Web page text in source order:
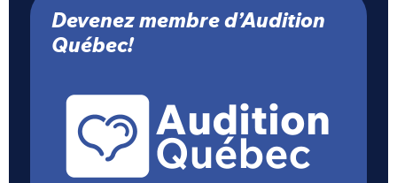
Devenez membre d’Audition
Québec!